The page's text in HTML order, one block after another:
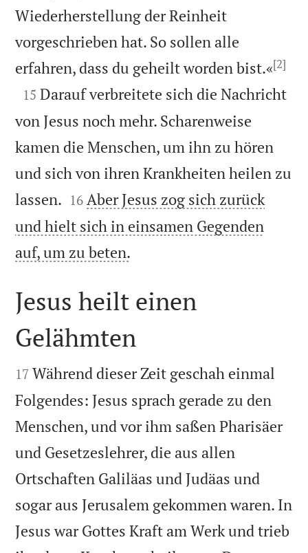
Wiederherstellung der Reinheit
vorgeschrieben hat. So sollen alle
erfahren, dass du geheilt worden bist.«[2]

15 Darauf verbreitete sich die Nachricht
von Jesus noch mehr. Scharenweise
kamen die Menschen, um ihn zu hören
und sich von ihren Krankheiten heilen zu
lassen. 

16 Aber Jesus zog sich zurück
und hielt sich in einsamen Gegenden
auf, um zu beten.

Jesus heilt einen
Gelähmten

17 Während dieser Zeit geschah einmal
Folgendes: Jesus sprach gerade zu den
Menschen, und vor ihm saßen Pharisäer
und Gesetzeslehrer, die aus allen
Ortschaften Galiläas und Judäas und
sogar aus Jerusalem gekommen waren. In
Jesus war Gottes Kraft am Werk und trieb